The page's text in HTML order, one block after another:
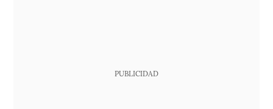
PUBLICIDAD